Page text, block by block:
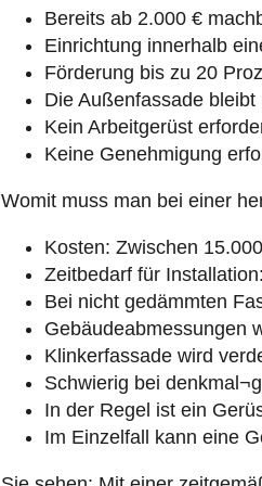
Bereits ab 2.000 €
Einrichtung innerhalb
Förderung bis zu 20
Die Außenfassade bleibt
Kein Arbeitgerüst
Keine Genehmigung
Womit muss man bei einer
Kosten: Zwischen
Zeitbedarf für
Bei nicht gedämmten
Gebäudeabmessungen
Klinkerfassade wird
Schwierig bei
In der Regel ist ein
Im Einzelfall kann eine